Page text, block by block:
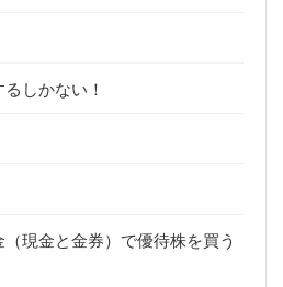
しかない！
現金と金券）で優待株を買う